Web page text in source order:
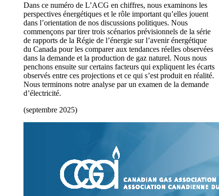
Dans ce numéro de L’ACG en chiffres, nous examinons les
perspectives énergétiques et le rôle important qu’elles jouent
dans l’orientation de nos discussions politiques. Nous
commençons par tirer trois scénarios prévisionnels de la série
de rapports de la Régie de l’énergie sur l’avenir énergétique
du Canada pour les comparer aux tendances réelles observées
dans la demande et la production de gaz naturel. Nous nous
penchons ensuite sur certains facteurs qui expliquent les écarts
observés entre ces projections et ce qui s’est produit en réalité.
Nous terminons notre analyse par un examen de la demande
d’électricité.
(septembre 2025)